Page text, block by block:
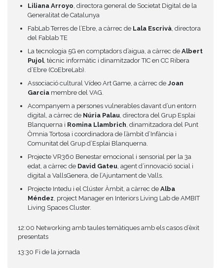
Liliana Arroyo, directora general de Societat Digital de la
Generalitat de Catalunya
FabLab Terres de l’Ebre, a càrrec de Lala Escrivà, directora
del Fablab TE
La tecnologia 5G en comptadors d’aigua, a càrrec de Albert
Pujol, tècnic informàtic i dinamitzador TIC en CC Ribera
d’Ebre (CoEbreLab).
Associació cultural Vídeo Art Game, a càrrec de Joan
Garcia membre del VAG.
Acompanyem a persones vulnerables davant d’un entorn
digital, a càrrec de Núria Palau, directora del Grup Esplai
Blanquerna i Romina Llambrich, dinamitzadora del Punt
Òmnia Tortosa i coordinadora de l’àmbit d’Infància i
Comunitat del Grup d’Esplai Blanquerna.
Projecte VR360 Benestar emocional i sensorial per la 3a
edat, a càrrec de David Gateu, agent d’innovació social i
digital a VallsGenera, de l’Ajuntament de Valls.
Projecte Intedu i el Clúster Àmbit, a càrrec de Alba
Méndez, project Manager en Interiors Living Lab de AMBIT
Living Spaces Cluster.
12:00 Networking amb taules temàtiques amb els casos d’èxit
presentats
13:30 Fi de la jornada